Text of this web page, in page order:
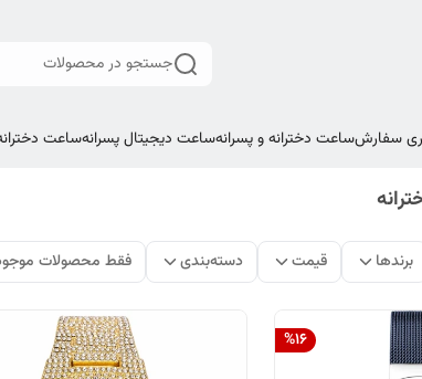
جستجو در محصولات
سفارشساعت دخترانه و پسرانهساعت دیجیتال پسرانهساعت
برندها قیمت دسته‌بندی فقط محصولات
%16